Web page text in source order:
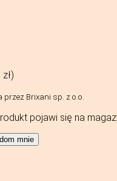
zł)
Brixani sp. z o.o.
pojawi się na
mnie